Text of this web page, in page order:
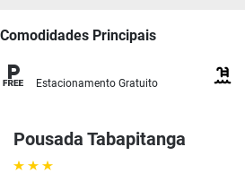
Pousada Tabapitanga
Comodidades Principais
Estacionamento Gratuito